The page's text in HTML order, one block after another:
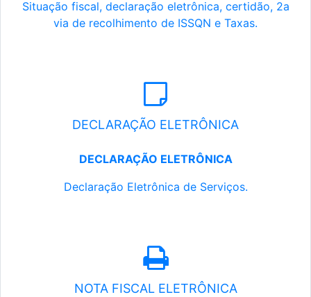
Situação fiscal, declaração eletrônica, certidão, 2a
via de recolhimento de ISSQN e Taxas.
DECLARAÇÃO ELETRÔNICA
DECLARAÇÃO ELETRÔNICA
Declaração Eletrônica de Serviços.
NOTA FISCAL ELETRÔNICA